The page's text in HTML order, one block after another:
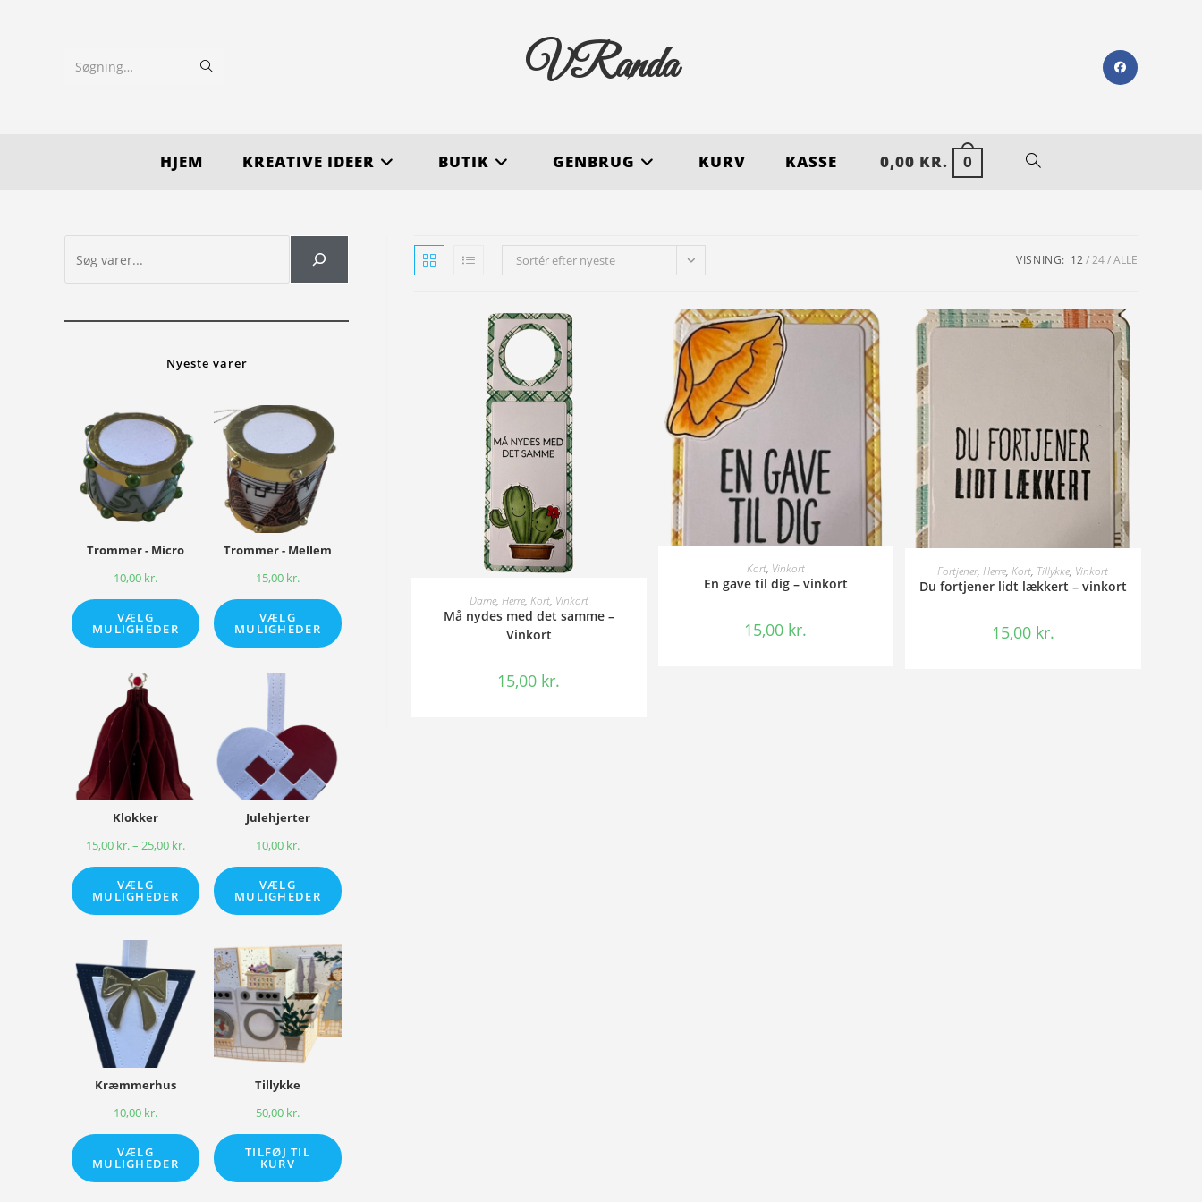
Søgning… VRanda
HJEM KREATIVE IDEER BUTIK GENBRUG KURV KASSE 0,00 KR. 0
Sortér efter nyeste VISNING: 12 24 ALLE
TILFØJ TIL KURV
Dame, Herre, Kort, Vinkort
Må nydes med det samme –
Vinkort
15,00 kr.
TILFØJ TIL KURV
Kort, Vinkort
En gave til dig – vinkort
15,00 kr.
TILFØJ TIL KURV
Fortjener,Herre,Kort, Tillykke, Vinkort
Du fortjener lidt lækkert – vinkort
15,00 kr.
Nyeste varer
Trommer - Micro
10,00 kr.
VÆLG
MULIGHEDER
Trommer - Mellem
15,00 kr.
VÆLG
MULIGHEDER
Klokker
15,00 kr.– 25,00 kr.
VÆLG
MULIGHEDER
Julehjerter
10,00 kr.
VÆLG
MULIGHEDER
Kræmmerhus
10,00 kr.
VÆLG
MULIGHEDER
Tillykke
50,00 kr.
TILFØJ TIL
KURV